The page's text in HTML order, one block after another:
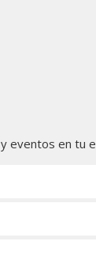
eventos en tu